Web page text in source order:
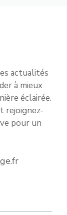
actualités
à mieux
éclairée.
rejoignez-
pour un